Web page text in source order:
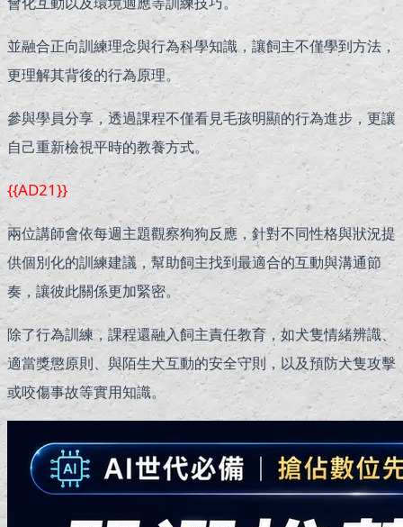
並融合正向訓練理念與行為科學知識，讓飼主不僅學到方法，
更理解其背後的行為原理。
參與學員分享，透過課程不僅看見毛孩明顯的行為進步，更讓
自己重新檢視平時的教養方式。
{{AD21}}
兩位講師會依每週主題觀察狗狗反應，針對不同性格與狀況提
供個別化的訓練建議，幫助飼主找到最適合的互動與溝通節
奏，讓彼此關係更加緊密。
除了行為訓練，課程還融入飼主責任教育，如犬隻情緒辨識、
適當獎懲原則、與陌生犬互動的安全守則，以及預防犬隻攻擊
或咬傷事故等實用知識。